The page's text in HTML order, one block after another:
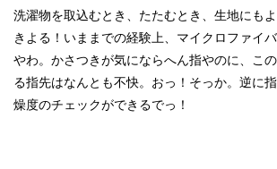
洗濯物を取込むとき、たたむとき、生地にも
きよる！いままでの経験上、マイクロファイ
やわ。かさつきが気にならへん指やのに、こ
る指先はなんとも不快。おっ！そっか。逆に
燥度のチェックができるでっ！